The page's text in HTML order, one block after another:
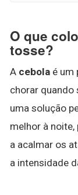
O que
tosse?
A cebola é um
chorar quando
uma solução
melhor à
a acalmar os
a intensidade